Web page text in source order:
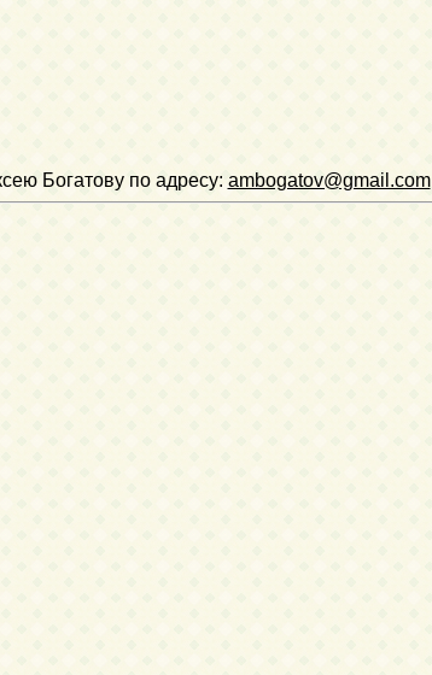
Богатову по адресу: ambogatov@gmail.com